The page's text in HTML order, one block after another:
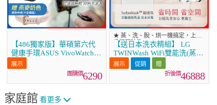
【486獨家版】華碩第六代
健康手環ASUS VivoWatch 6
Aero
6290
★ 蒸、洗、脫、烘一機搞定，上下
分類同時洗
【送日本洗衣精組】 LG
TWINWash WiFi雙能洗(蒸洗
脫烘)滾筒洗衣機13kg+2kg
(WD-S13VDW+WT-
促銷
46888
家庭館 看更多